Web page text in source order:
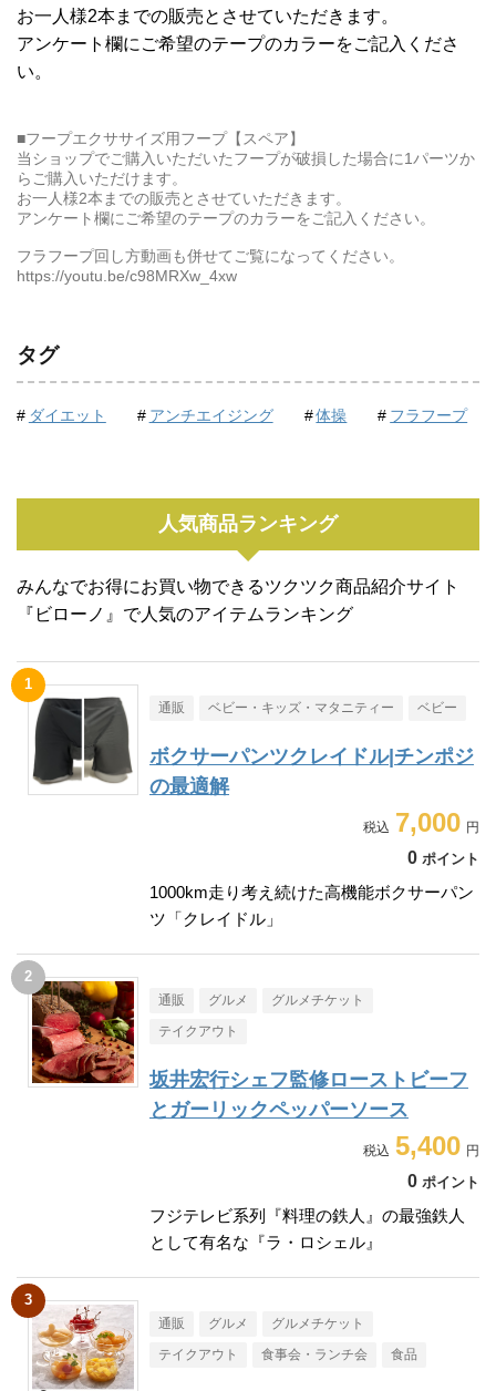
お一人様2本までの販売とさせていただきます。
アンケート欄にご希望のテープのカラーをご記入くださ
い。
■フープエクササイズ用フープ【スペア】
当ショップでご購入いただいたフープが破損した場合に1パーツか
らご購入いただけます。
お一人様2本までの販売とさせていただきます。
アンケート欄にご希望のテープのカラーをご記入ください。
フラフープ回し方動画も併せてご覧になってください。
https://youtu.be/c98MRXw_4xw
タグ
ダイエット アンチエイジング 体操 フラフープ
人気商品ランキング
みんなでお得にお買い物できるツクツク商品紹介サイト
『ビローノ』で人気のアイテムランキング
通販 ベビー・キッズ・マタニティー ベビー
ボクサーパンツクレイドル|チンポジ
の最適解
7,000
0 ポイント
1000km走り考え続けた高機能ボクサーパン
ツ「クレイドル」
通販 グルメ グルメチケット
テイクアウト
坂井宏行シェフ監修ローストビーフ
とガーリックペッパーソース
5,400
0 ポイント
フジテレビ系列『料理の鉄人』の最強鉄人
として有名な『ラ・ロシェル』
通販 グルメ グルメチケット
テイクアウト 食事会・ランチ会 食品